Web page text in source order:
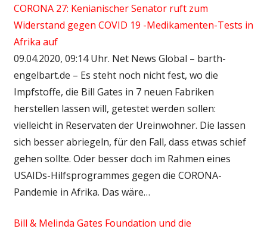
CORONA 27: Kenianischer Senator ruft zum
Widerstand gegen COVID 19 -Medikamenten-Tests in
Afrika auf
09.04.2020, 09:14 Uhr. Net News Global – barth-
engelbart.de – Es steht noch nicht fest, wo die
Impfstoffe, die Bill Gates in 7 neuen Fabriken
herstellen lassen will, getestet werden sollen:
vielleicht in Reservaten der Ureinwohner. Die lassen
sich besser abriegeln, für den Fall, dass etwas schief
gehen sollte. Oder besser doch im Rahmen eines
USAIDs-Hilfsprogrammes gegen die CORONA-
Pandemie in Afrika. Das wäre…
Bill & Melinda Gates Foundation und die